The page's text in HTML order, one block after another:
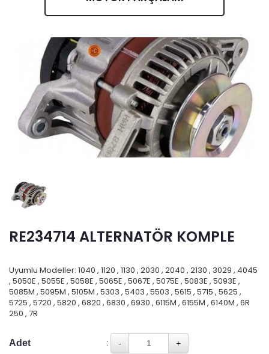
RE234714 ALTERNATÖR KOMPLE
Uyumlu Modeller: 1040 , 1120 , 1130 , 2030 , 2040 , 2130 , 3029 , 4045
, 5050E , 5055E , 5058E , 5065E , 5067E , 5075E , 5083E , 5093E ,
5085M , 5095M , 5105M , 5303 , 5403 , 5503 , 5615 , 5715 , 5625 ,
5725 , 5720 , 5820 , 6820 , 6830 , 6930 , 6115M , 6155M , 6140M , 6R
250 , 7R
Adet :